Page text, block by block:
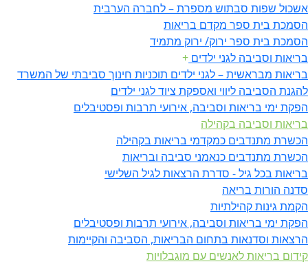
אשכול שפות סבתוש מספרת – לחברה הערבית
הסמכת בית ספר מקדם בריאות
הסמכת בית ספר ירוק/ ירוק מתמיד
בריאות וסביבה לגני ילדים +
בריאות מבראשית – לגני ילדים תוכניות חינוך סביבתי של המשרד
להגנת הסביבה ליווי ואספקת ציוד לגני ילדים
הפקת ימי בריאות וסביבה, אירועי תרבות ופסטיבלים
בריאות וסביבה בקהילה
הכשרת מתנדבים כמקדמי בריאות בקהילה
הכשרת מתנדבים כנאמני סביבה ובריאות
בריאות בכל גיל - סדרת הרצאות לגיל השלישי
סדנה הורות בריאה
הקמת גינות קהילתיות
הפקת ימי בריאות וסביבה, אירועי תרבות ופסטיבלים
הרצאות וסדנאות בתחום הבריאות, הסביבה והקיימות
קידום בריאות לאנשים עם מוגבלויות